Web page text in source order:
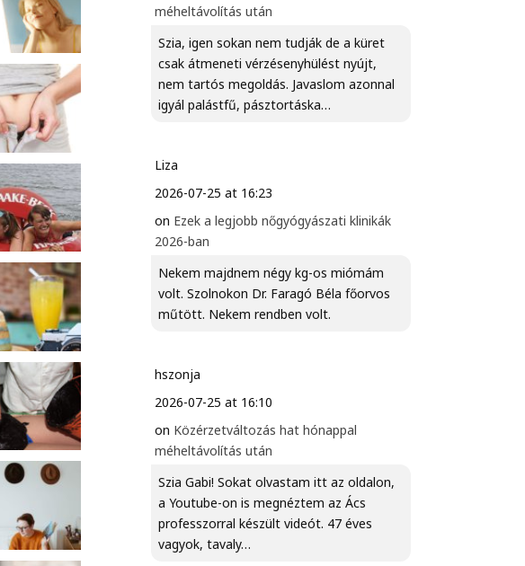
méheltávolítás után
Szia, igen sokan nem tudják de a küret
csak átmeneti vérzésenyhülést nyújt,
nem tartós megoldás. Javaslom azonnal
igyál palástfű, pásztortáska…
Liza
2026-07-25 at 16:23
on Ezek a legjobb nőgyógyászati klinikák
2026-ban
Nekem majdnem négy kg-os miómám
volt. Szolnokon Dr. Faragó Béla főorvos
műtött. Nekem rendben volt.
hszonja
2026-07-25 at 16:10
on Közérzetváltozás hat hónappal
méheltávolítás után
Szia Gabi! Sokat olvastam itt az oldalon,
a Youtube-on is megnéztem az Ács
professzorral készült videót. 47 éves
vagyok, tavaly…